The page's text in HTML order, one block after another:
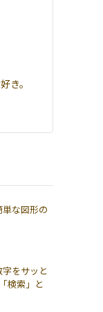
き。
単な図形の
字をサッと
検索」と